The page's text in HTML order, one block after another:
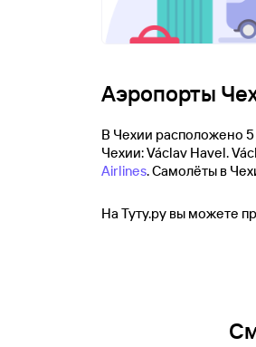
Аэропорты
В Чехии расположено
Чехии: Václav Havel.
Airlines. Самолёты в
На Туту.ру вы можете